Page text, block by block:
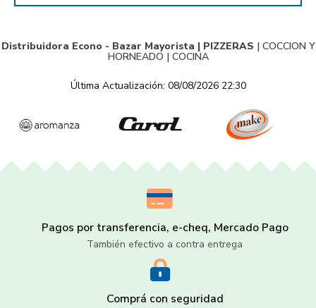
Distribuidora Econo - Bazar Mayorista | PIZZERAS | COCCION Y
HORNEADO | COCINA
Última Actualización: 08/08/2026 22:30
Pagos por transferencia, e-cheq, Mercado Pago
También efectivo a contra entrega
Comprá con seguridad